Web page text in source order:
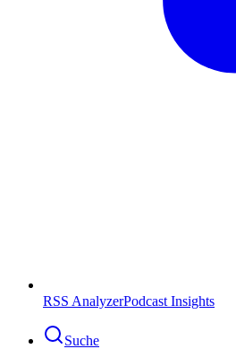
RSS AnalyzerPodcast Insights
Suche